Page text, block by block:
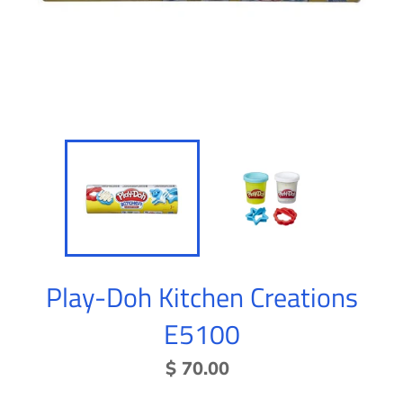
Play-Doh Kitchen Creations
E5100
Precio
habitual
$ 70.00